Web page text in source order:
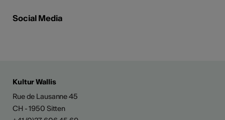
Social Media
Kultur Wallis
Rue de Lausanne 45
CH - 1950 Sitten